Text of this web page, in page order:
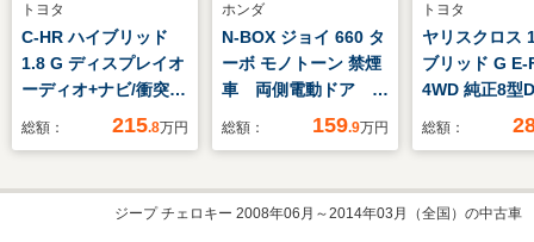
トヨタ
C-HR ハイブリッド
1.8 G ディスプレイオ
ーディオ+ナビ/衝突安
全装置/車線逸脱防止
ブレコーダー 前後/ヘ
総額： 215.8万円
ホンダ
N-BOX ジョイ 660 タ
ーボ モノトーン 禁煙
車 両側電動ドア ホ
ンダセンシング アダ
ーボ シートヒータ
ー LEDヘッド 電動
総額： 159.9万円
トヨタ
ヤリスクロス
ブリッド G
4WD 純正8
ックカメラ
ンサー レー
プ スマー
総額：
ジープ チェロキー 2008年06月～2014年03月（全国）の中古車